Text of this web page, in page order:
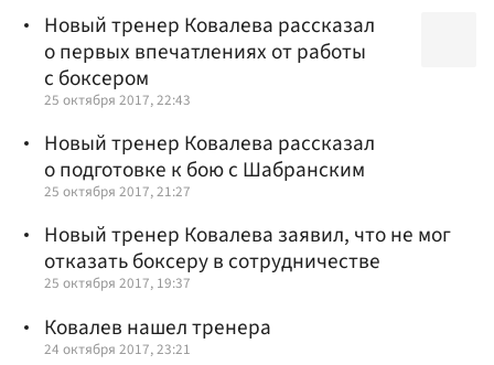
Новый тренер Ковалева рассказал
о первых впечатлениях от работы
с боксером
25 октября 2017, 22:43
Новый тренер Ковалева рассказал
о подготовке к бою с Шабранским
25 октября 2017, 21:27
Новый тренер Ковалева заявил, что не мог
отказать боксеру в сотрудничестве
25 октября 2017, 19:37
Ковалев нашел тренера
24 октября 2017, 23:21